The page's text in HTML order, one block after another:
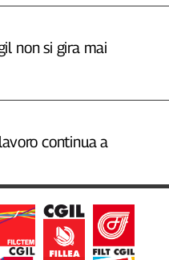
non si gira mai
continua a